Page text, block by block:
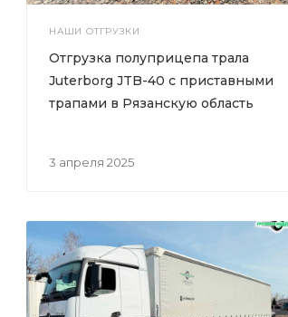
НАШИ ОТГРУЗКИ
3 апреля 2025
Отгрузка полуприцепа трала
Juterborg JTB-40 с приставными
трапами в Рязанскую область